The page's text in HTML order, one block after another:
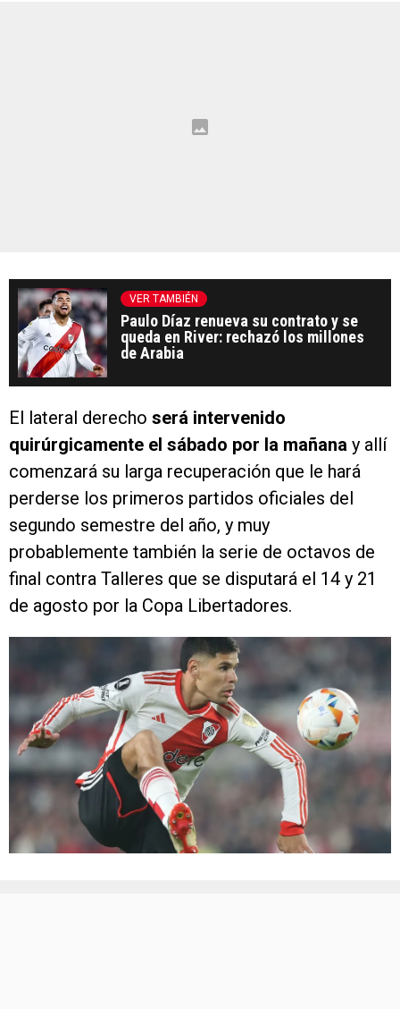
VER TAMBIÉN
Paulo Díaz renueva su contrato y se
queda en River: rechazó los millones
de Arabia
El lateral derecho será intervenido
quirúrgicamente el sábado por la mañana y allí
comenzará su larga recuperación que le hará
perderse los primeros partidos oficiales del
segundo semestre del año, y muy
probablemente también la serie de octavos de
final contra Talleres que se disputará el 14 y 21
de agosto por la Copa Libertadores.